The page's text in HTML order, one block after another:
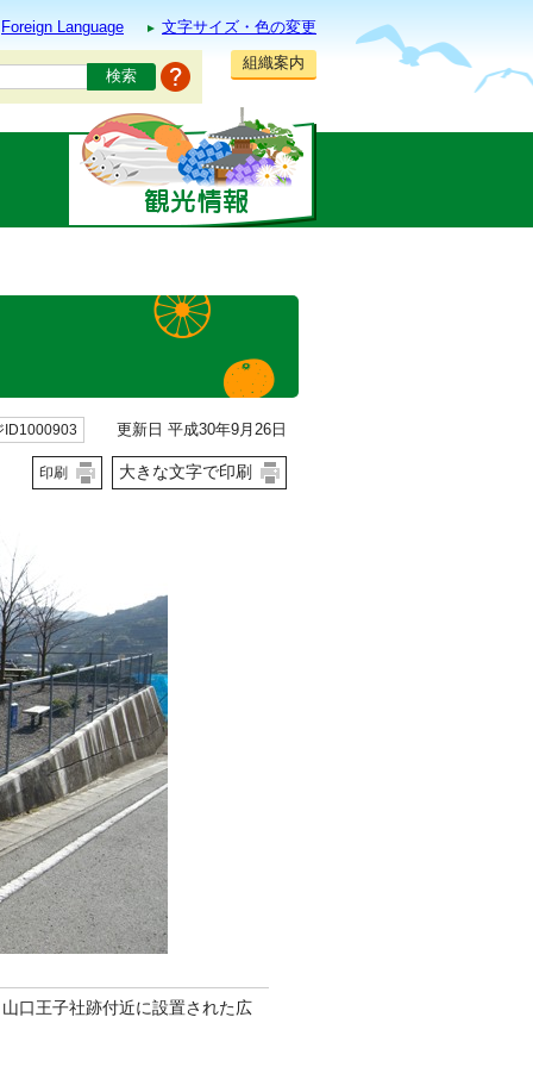
Foreign Language
文字サイズ・色の変更
組織案内
ID1000903 更新日 平成30年9月26日
印刷 大きな文字で印刷
口王子社跡付近に設置された広